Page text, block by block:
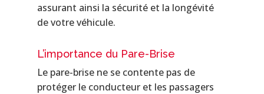
assurant ainsi la sécurité et la longévité
de votre véhicule.
L’importance du Pare-Brise
Le pare-brise ne se contente pas de
protéger le conducteur et les passagers